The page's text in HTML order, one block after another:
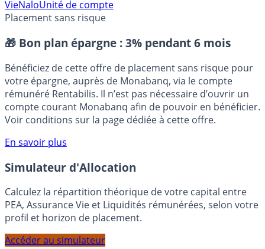
Allocations d’actifs en assurance-vie
Placement sans risque
🎁 Bon plan épargne : 3% pendant 6 mois
Bénéficiez de cette offre de placement sans risque pour
votre épargne, auprès de Monabanq, via le compte
rémunéré Rentabilis. Il n’est pas nécessaire d’ouvrir un
Voir conditions sur la page dédiée à cette offre.
En savoir plus
Simulateur d'Allocation
Calculez la répartition théorique de votre capital entre
profil et horizon de placement.